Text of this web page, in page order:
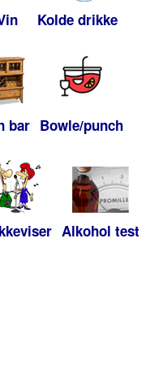
Kolde drikke
bar Bowle/punch
Alkohol test